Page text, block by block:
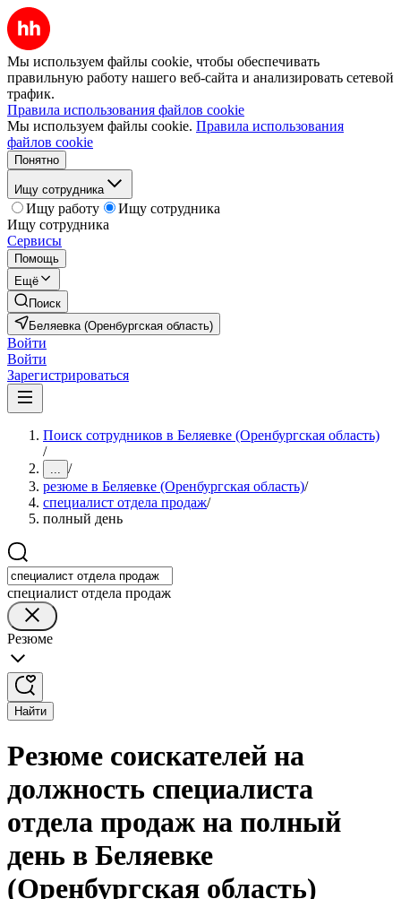
Мы используем файлы cookie, чтобы обеспечивать
правильную работу нашего веб-сайта и анализировать сетевой
трафик.
Правила использования файлов cookie
Мы используем файлы cookie. Правила использования
файлов cookie
Понятно
Ищу сотрудника
Ищу работу
Ищу сотрудника
Ищу сотрудника
Сервисы
Помощь
Ещё
Поиск
Беляевка (Оренбургская область)
Войти
Войти
Зарегистрироваться
Поиск сотрудников в Беляевке (Оренбургская область)
/
... /
резюме в Беляевке (Оренбургская область)/
специалист отдела продаж/
полный день
специалист отдела продаж
Резюме
Найти
Резюме соискателей на
должность специалиста
отдела продаж на полный
день в Беляевке
(Оренбургская область)